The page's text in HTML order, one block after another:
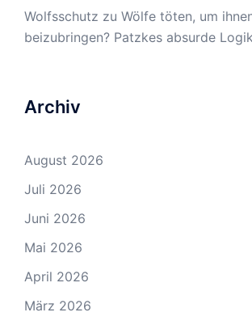
Wolfsschutz zu Wölfe töten, um
beizubringen? Patzkes absurde Logik
Archiv
August 2026
Juli 2026
Juni 2026
Mai 2026
April 2026
März 2026